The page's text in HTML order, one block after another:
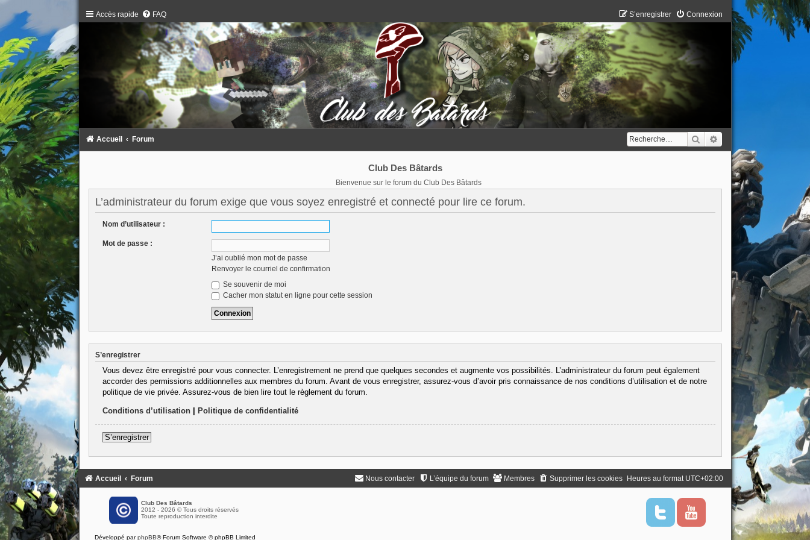
Accès rapide FAQ Connexion
S’enregistrer
Rechercher
Accueil Forum
Club Des Bâtards
Bienvenue sur le forum du Club Des Bâtards
L’administrateur du forum exige que vous soyez enregistré et connecté pour lire ce forum.
Nom d’utilisateur :
Mot de passe :
J’ai oublié mon mot de passe
Renvoyer le courriel de confirmation
Se souvenir de moi
Cacher mon statut en ligne pour cette session
S’enregistrer
Vous devez être enregistré pour vous connecter. L’enregistrement ne prend que quelques secondes et augmente vos possibilités. L’administrateur du forum peut également
accorder des permissions additionnelles aux membres du forum. Avant de vous enregistrer, assurez-vous d’avoir pris connaissance de nos conditions d’utilisation et de notre
politique de vie privée. Assurez-vous de bien lire tout le règlement du forum.
Conditions d’utilisation| Politique de confidentialité
S’enregistrer
Accueil Forum Heures au format UTC+02:00
Supprimer les cookies
Membres
L’équipe du forum
Nous contacter
Club Des Bâtards
2012 - 2026 © Tous droits réservés
Toute reproduction interdite
T
i
Y
u
Développé parphpBB® Forum Software © phpBB Limited